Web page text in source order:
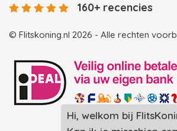
Hi, welkom bij
© Flitskoning.nl 2026 - Alle rechten
160+ recencies
Landingspagina overzicht